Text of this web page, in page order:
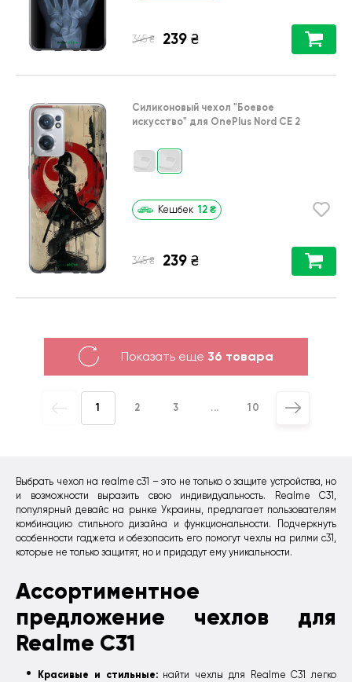
Выбрать чехол на realme c31 – это не только о защите устройства, но
и возможности выразить свою индивидуальность. Realme C31,
популярный девайс на рынке Украины, предлагает пользователям
комбинацию стильного дизайна и функциональности. Подчеркнуть
особенности гаджета и обезопасить его помогут чехлы на рилми с31,
которые не только защитят, но и придадут ему уникальности.
Ассортиментное
предложение чехлов для
Realme C31
Красивые и стильные:найти чехлы для Realme C31 легко
345 ₴ 239 ₴
Силиконовый чехол "Боевое
искусство" для OnePlus Nord CE 2
Кешбек 12 ₴
345 ₴ 239 ₴
Показать еще 36 товара
1 2 3 ... 10